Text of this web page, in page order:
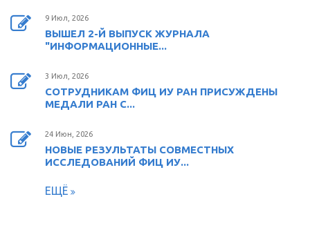
9 Июл, 2026
ВЫШЕЛ 2-Й ВЫПУСК ЖУРНАЛА
"ИНФОРМАЦИОННЫЕ...
3 Июл, 2026
СОТРУДНИКАМ ФИЦ ИУ РАН ПРИСУЖДЕНЫ
МЕДАЛИ РАН С...
24 Июн, 2026
НОВЫЕ РЕЗУЛЬТАТЫ СОВМЕСТНЫХ
ИССЛЕДОВАНИЙ ФИЦ ИУ...
ЕЩЁ